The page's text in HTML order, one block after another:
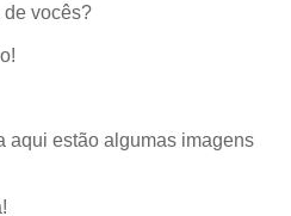
de vocês?
aqui estão algumas imagens